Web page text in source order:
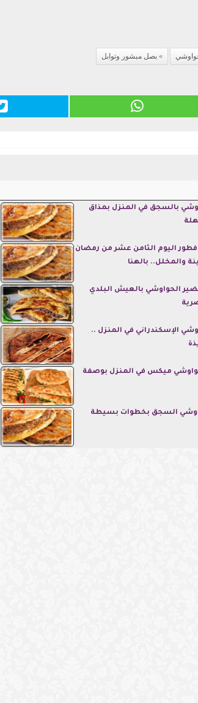
بصل مبشور وتوابل
بالسجق في المنزل بمذاق
فطور اليوم الثامن عشر من رمضان
والمخلل.. بالهنا
الحواوشي بالعيش البلدي
الإسكندراني في المنزل ..
ميكس في المنزل بوصفة
السجق بخطوات بسيطة